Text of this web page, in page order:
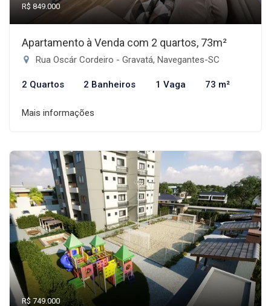
R$ 849.000
Apartamento à Venda com 2 quartos, 73m²
Rua Oscár Cordeiro - Gravatá, Navegantes-SC
2 Quartos 2 Banheiros 1 Vaga 73 m²
Mais informações
R$ 749.000